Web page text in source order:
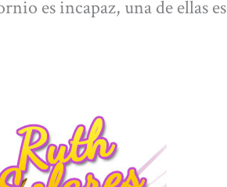
es incapaz, una de ellas es